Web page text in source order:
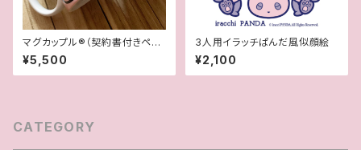
マグカップル®︎（契約書付きペア
マグカップ）
¥5,500
3人用イラッチぱんだ風似顔絵
¥2,100
CATEGORY